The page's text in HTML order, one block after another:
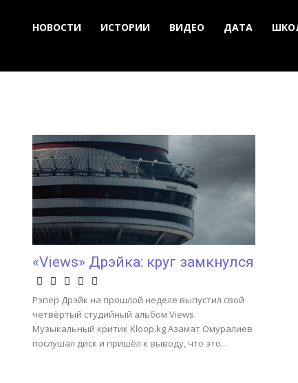
НОВОСТИ ИСТОРИИ ВИДЕО ДАТА
«Views» Дрэйка: круг замкнулся
Рэпер Дрэйк на прошлой неделе выпустил свой
четвёртый студийный альбом Views.
Музыкальный критик Kloop.kg Азамат Омуралиев
послушал диск и пришёл к выводу, что это...